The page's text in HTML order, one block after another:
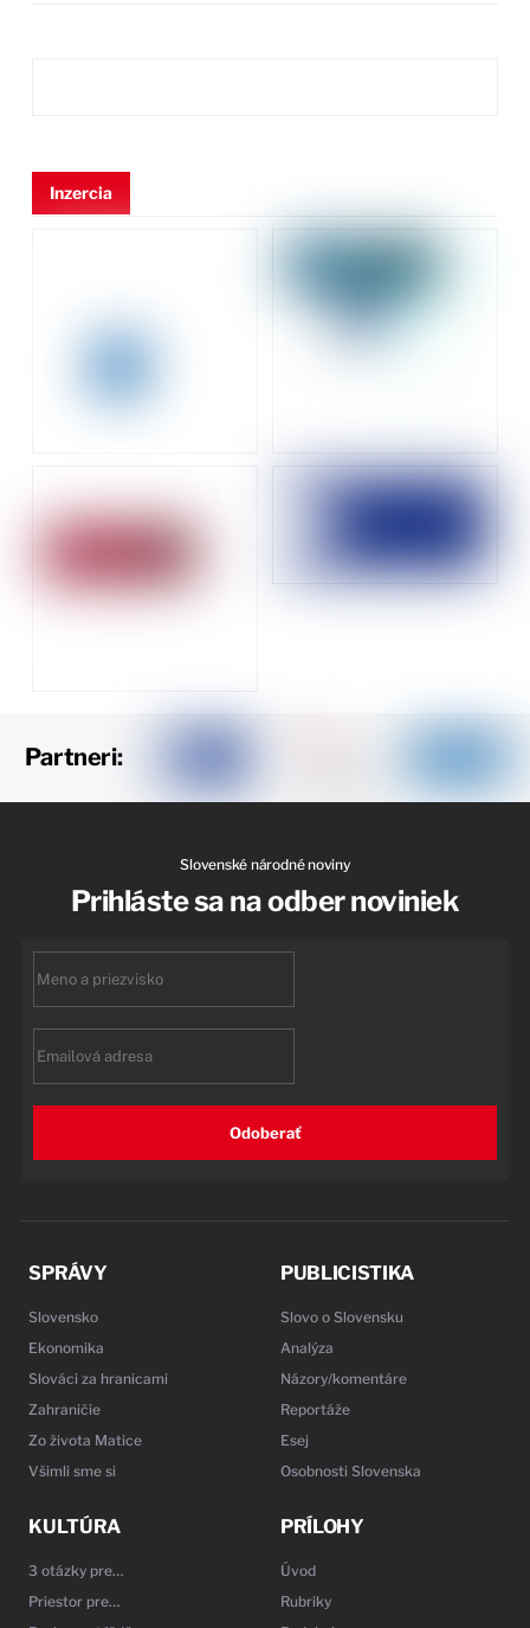
Inzercia
Partneri:
Slovenské národné noviny
Prihláste sa na odber noviniek
Odoberať
SPRÁVY
Slovensko
Ekonomika
Slováci za hranicami
Zahraničie
Zo života Matice
Všimli sme si
PUBLICISTIKA
Slovo o Slovensku
Analýza
Názory/komentáre
Reportáže
Esej
Osobnosti Slovenska
KULTÚRA
3 otázky pre…
Priestor pre…
PRÍLOHY
Úvod
Rubriky